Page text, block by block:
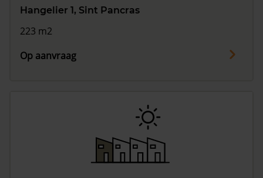
Hangelier 1, Sint Pancras
223 m2
Op aanvraag